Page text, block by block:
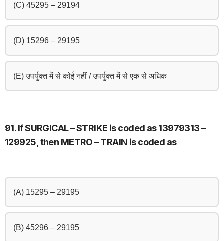
(C) 45295 – 29194
(D) 15296 – 29195
(E) उपर्युक्त में से कोई नहीं / उपर्युक्त में से एक से अधिक
91. If SURGICAL – STRIKE is coded as 13979313 –
129925, then METRO – TRAIN is coded as
(A) 15295 – 29195
(B) 45296 – 29195